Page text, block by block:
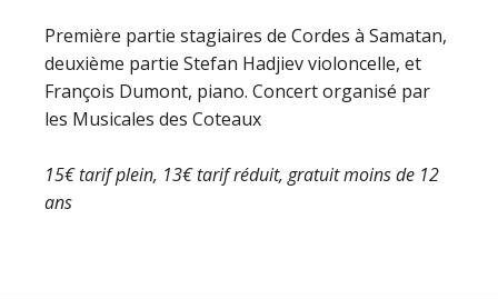
Première partie stagiaires de Cordes à Samatan,
deuxième partie Stefan Hadjiev violoncelle, et
François Dumont, piano. Concert organisé par
les Musicales des Coteaux
15€ tarif plein, 13€ tarif réduit, gratuit moins de 12
ans